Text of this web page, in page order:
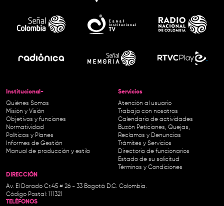
Institucional-
Quiénes Somos
Misión y Visión
Objetivos y funciones
Normatividad
Políticas y Planes
Informes de Gestión
Manual de producción y estilo
Servicios
Atención al usuario
Trabaja con nosotros
Calendario de actividades
Buzón Peticiones, Quejas,
Reclamos y Denuncias
Trámites y Servicios
Directorio de funcionarios
Estado de su solicitud
Términos y Condiciones
DIRECCIÓN
Av. El Dorado Cr.45 # 26 - 33 Bogotá D.C. Colombia.
Código Postal: 111321
TELÉFONOS